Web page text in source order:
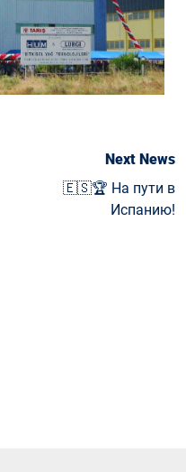
Next News
🇪🇸🏆 На пути в
Испанию!